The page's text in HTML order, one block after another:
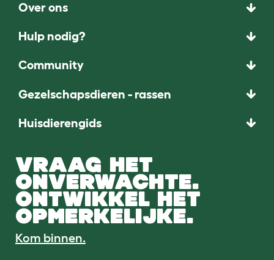
Over ons
Hulp nodig?
Community
Gezelschapsdieren - rassen
Huisdierengids
VRAAG HET
ONVERWACHTE.
ONTWIKKEL HET
OPMERKELIJKE.
Kom binnen.